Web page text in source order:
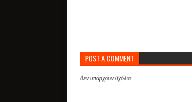
POST A COMMENT
Δεν υπάρχουν σχόλια